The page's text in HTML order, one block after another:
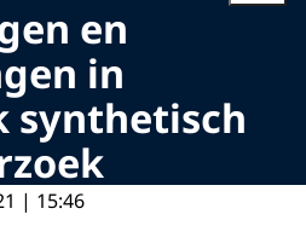
en
in
synthetisch
| 15:46